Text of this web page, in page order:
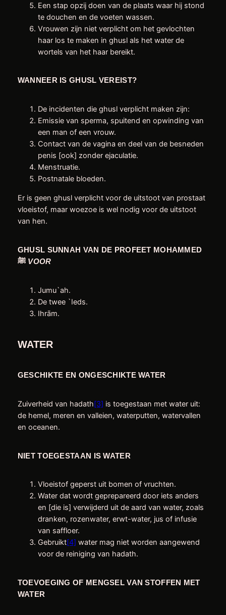
Een stap opzij doen van de plaats waar hij stond
te douchen en de voeten wassen.
Vrouwen zijn niet verplicht om het gevlochten
haar los te maken in ghusl als het water de
wortels van het haar bereikt.
WANNEER IS GHUSL VEREIST?
De incidenten die ghusl verplicht maken zijn:
Emissie van sperma, spuitend en opwinding van
een man of een vrouw.
Contact van de vagina en deel van de besneden
penis [ook] zonder ejaculatie.
Menstruatie.
Postnatale bloeden.
Er is geen ghusl verplicht voor de uitstoot van prostaat
vloeistof, maar woezoe is wel nodig voor de uitstoot
van hen.
GHUSL SUNNAH VAN DE PROFEET MOHAMMED
ﷺ VOOR
Jumu`ah.
De twee `Ieds.
Ihrām.
WATER
GESCHIKTE EN ONGESCHIKTE WATER
Zuiverheid van hadath[3] is toegestaan ​​met water uit:
de hemel, meren en valleien, waterputten, watervallen
en oceanen.
NIET TOEGESTAAN IS WATER
Vloeistof geperst uit bomen of vruchten.
Water dat wordt geprepareerd door iets anders
en [die is] verwijderd uit de aard van water, zoals
dranken, rozenwater, erwt-water, jus of infusie
van saffloer.
Gebruikt[4] water mag niet worden aangewend
voor de reiniging van hadath.
TOEVOEGING OF MENGSEL VAN STOFFEN MET
WATER